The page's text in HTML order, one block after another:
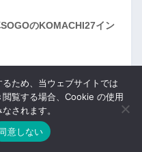
のKOMACHI27イン
オプション等設備の失敗や
ため、当ウェブサイトでは
覧する場合、Cookie の使用
されます。
意しない